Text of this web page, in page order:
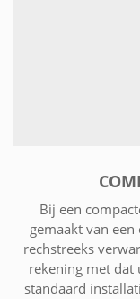
Bij een
gemaakt van
rechstreeks
rekening met dat
standaard